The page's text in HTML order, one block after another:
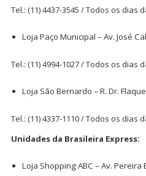
Tel.: (11) 4437-3545 / Todos os dias
Loja Paço Municipal – Av. José
Tel.: (11) 4994-1027 / Todos os dias
Loja São Bernardo – R. Dr.
Tel.: (11) 4337-1110 / Todos os dias
Unidades da Brasileira Express:
Loja Shopping ABC – Av. Pereira